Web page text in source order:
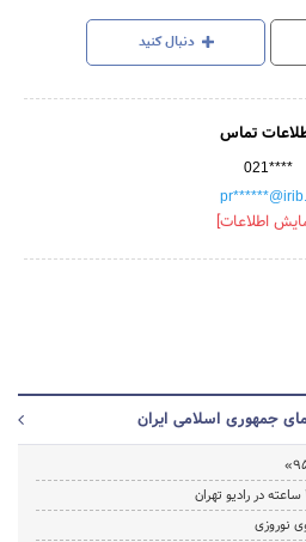
دنبال کنید
تماس
021****
اطلاعات]
جمهوری اسلامی ایران
نوروزی